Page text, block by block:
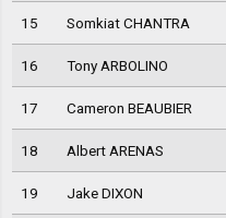
15 Somkiat CHANTRA
16 Tony ARBOLINO
17 Cameron BEAUBIER
18 Albert ARENAS
19 Jake DIXON